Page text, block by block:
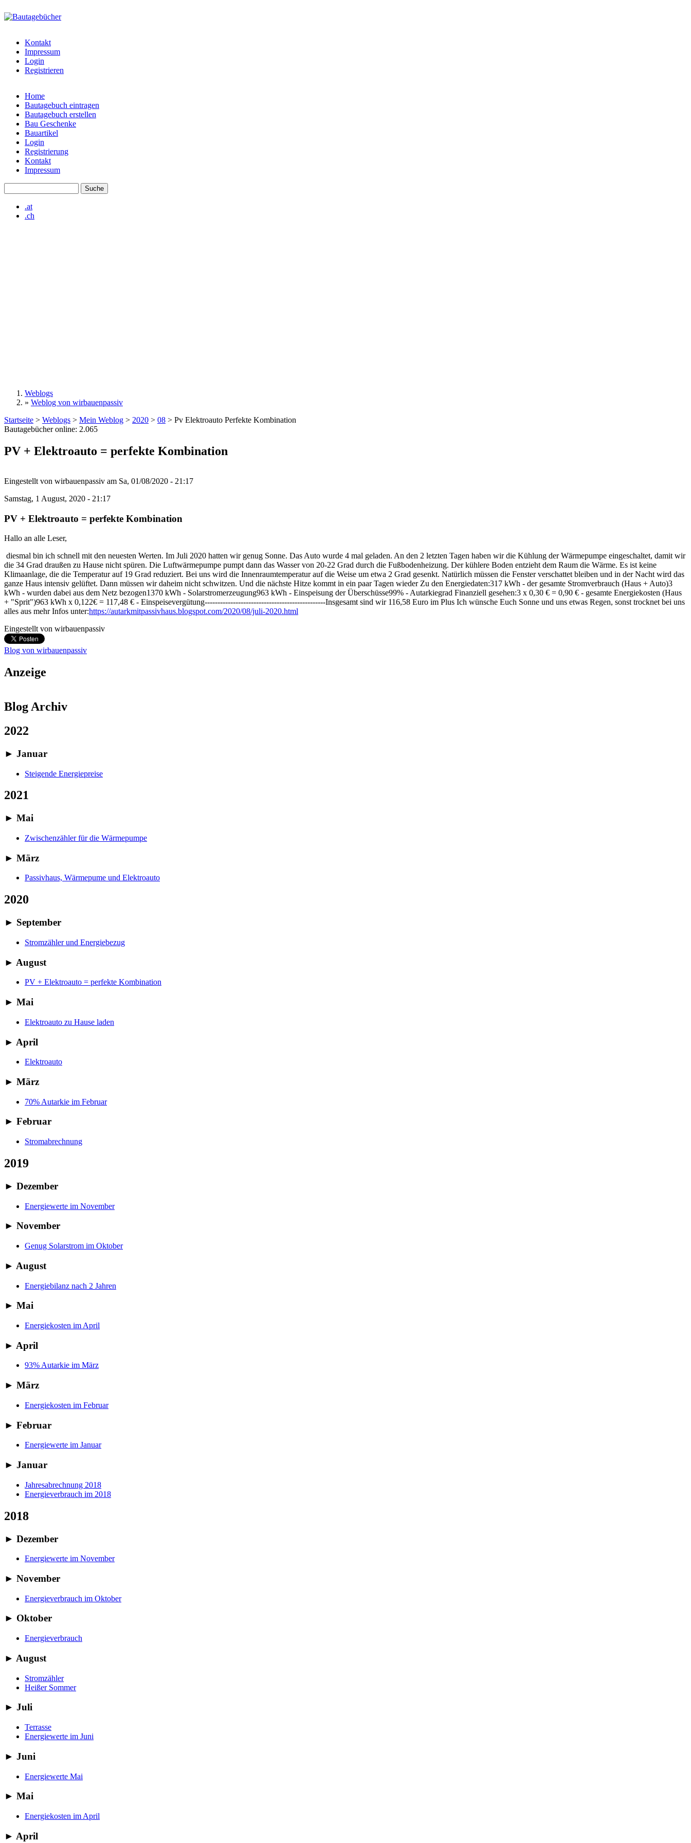
bautagebuch-
liste.de
Kontakt
Impressum
Login
Registrieren
Hauptmenü
Home
Bautagebuch eintragen
Bautagebuch erstellen
Bau Geschenke
Bauartikel
Login
Registrierung
Kontakt
Impressum
.at
.ch
Sie sind hier
Weblogs
» Weblog von wirbauenpassiv
Startseite > Weblogs > Mein Weblog > 2020 > 08 > Pv Elektroauto Perfekte Kombination
Bautagebücher online: 2.065
PV + Elektroauto = perfekte Kombination
Eingestellt von wirbauenpassiv am Sa, 01/08/2020 - 21:17
Samstag, 1 August, 2020 - 21:17
PV + Elektroauto = perfekte Kombination
Hallo an alle Leser,
diesmal bin ich schnell mit den neuesten Werten. Im Juli 2020 hatten wir genug Sonne. Das Auto wurde 4 mal geladen. An den 2 letzten Tagen haben wir die Kühlung der Wärmepumpe eingeschaltet, damit wir
die 34 Grad draußen zu Hause nicht spüren. Die Luftwärmepumpe pumpt dann das Wasser von 20-22 Grad durch die Fußbodenheizung. Der kühlere Boden entzieht dem Raum die Wärme. Es ist keine
Klimaanlage, die die Temperatur auf 19 Grad reduziert. Bei uns wird die Innenraumtemperatur auf die Weise um etwa 2 Grad gesenkt. Natürlich müssen die Fenster verschattet bleiben und in der Nacht wird das
ganze Haus intensiv gelüftet. Dann müssen wir daheim nicht schwitzen. Und die nächste Hitze kommt in ein paar Tagen wieder Zu den Energiedaten:317 kWh - der gesamte Stromverbrauch (Haus + Auto)3
kWh - wurden dabei aus dem Netz bezogen1370 kWh - Solarstromerzeugung963 kWh - Einspeisung der Überschüsse99% - Autarkiegrad Finanziell gesehen:3 x 0,30 € = 0,90 € - gesamte Energiekosten (Haus
+ "Sprit")963 kWh x 0,122€ = 117,48 € - Einspeisevergütung-----------------------------------------------Insgesamt sind wir 116,58 Euro im Plus Ich wünsche Euch Sonne und uns etwas Regen, sonst trocknet bei uns
alles aus mehr Infos unter:https://autarkmitpassivhaus.blogspot.com/2020/08/juli-2020.html
Eingestellt von wirbauenpassiv
Blog von wirbauenpassiv
Anzeige
Blog Archiv
2022
► Januar
Steigende Energiepreise
2021
► Mai
Zwischenzähler für die Wärmepumpe
► März
Passivhaus, Wärmepume und Elektroauto
2020
► September
Stromzähler und Energiebezug
► August
PV + Elektroauto = perfekte Kombination
► Mai
Elektroauto zu Hause laden
► April
Elektroauto
► März
70% Autarkie im Februar
► Februar
Stromabrechnung
2019
► Dezember
Energiewerte im November
► November
Genug Solarstrom im Oktober
► August
Energiebilanz nach 2 Jahren
► Mai
Energiekosten im April
► April
93% Autarkie im März
► März
Energiekosten im Februar
► Februar
Energiewerte im Januar
► Januar
Jahresabrechnung 2018
Energieverbrauch im 2018
2018
► Dezember
Energiewerte im November
► November
Energieverbrauch im Oktober
► Oktober
Energieverbrauch
► August
Stromzähler
Heißer Sommer
► Juli
Terrasse
Energiewerte im Juni
► Juni
Energiewerte Mai
► Mai
Energiekosten im April
► April